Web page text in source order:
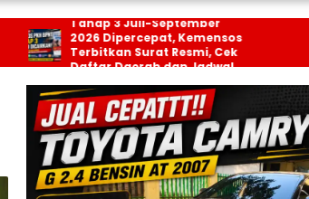
Bansos PKH dan BPNT
Tahap 3 Juli-September
2026 Dipercepat, Kemensos
Terbitkan Surat Resmi, Cek
Daftar Daerah dan Jadwal